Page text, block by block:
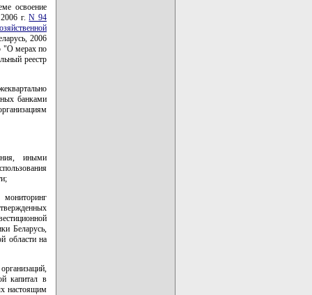
освоение
2006 г.N 94
2006
"О мерах по
реестр
банками
иными
Беларусь,
области на
капитал в
настоящим